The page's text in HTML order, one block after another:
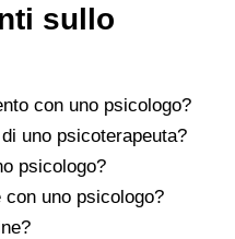
sullo
con uno psicologo?
uno psicoterapeuta?
psicologo?
uno psicologo?